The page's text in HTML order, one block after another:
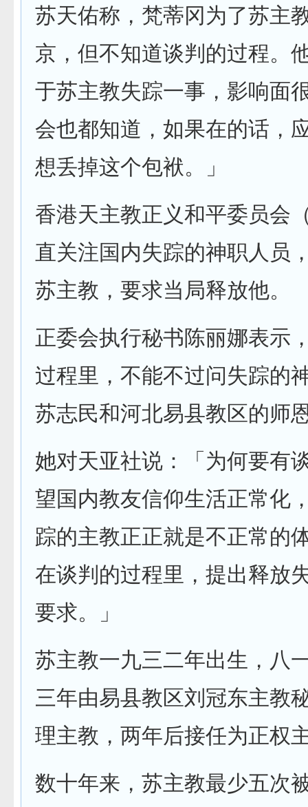
苏天佑称，梵蒂冈为了苏主
京，但不知道谈判的过程。
于苏主教失踪一事，影响面
会也都知道，如果在的话，
想丢掉这个包袱。」
香港天主教正义和平委员会
直关注国内失踪的神职人员
苏主教，要求当局释放他。
正委会执行秘书陈丽娜表示
过程里，不能不过问失踪的
苏志民和河北易县教区的师
她对天亚社说：「为何要有
望国内教友信仰生活正常化
踪的主教正正就是不正常的
在谈判的过程里，提出释放
要求。」
苏主教一九三二年出生，八
三年由易县教区刘冠东主教
理主教，两年后接任为正权
数十年来，苏主教最少五次